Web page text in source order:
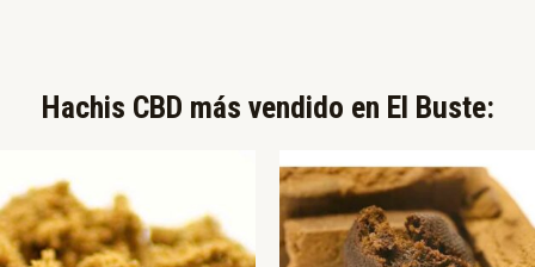
Hachis CBD más vendido en El Buste:​